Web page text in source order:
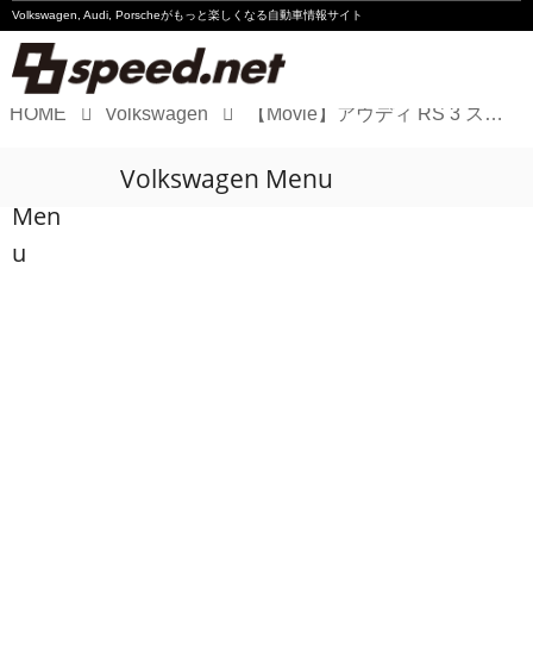
Volkswagen, Audi, Porscheがもっと楽しくなる自動車情報サイト
Audi
HOME Volkswagen 【Movie】アウディ RS 3 スポーツバックを動画でチェック!!
Men
u
Volkswagen Menu